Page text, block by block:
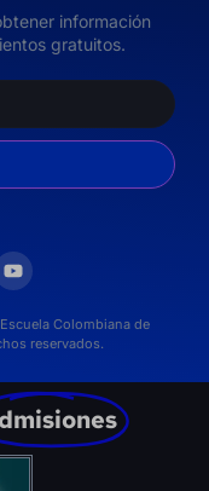
información
gratuitos.
Colombiana de
reservados.